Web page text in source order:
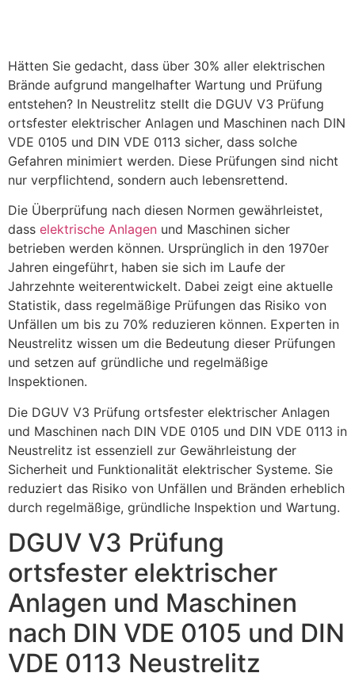
Hätten Sie gedacht, dass über 30% aller elektrischen
Brände aufgrund mangelhafter Wartung und Prüfung
entstehen? In Neustrelitz stellt die DGUV V3 Prüfung
ortsfester elektrischer Anlagen und Maschinen nach DIN
VDE 0105 und DIN VDE 0113 sicher, dass solche
Gefahren minimiert werden. Diese Prüfungen sind nicht
nur verpflichtend, sondern auch lebensrettend.
Die Überprüfung nach diesen Normen gewährleistet,
dass elektrische Anlagen und Maschinen sicher
betrieben werden können. Ursprünglich in den 1970er
Jahren eingeführt, haben sie sich im Laufe der
Jahrzehnte weiterentwickelt. Dabei zeigt eine aktuelle
Statistik, dass regelmäßige Prüfungen das Risiko von
Unfällen um bis zu 70% reduzieren können. Experten in
Neustrelitz wissen um die Bedeutung dieser Prüfungen
und setzen auf gründliche und regelmäßige
Inspektionen.
Die DGUV V3 Prüfung ortsfester elektrischer Anlagen
und Maschinen nach DIN VDE 0105 und DIN VDE 0113 in
Neustrelitz ist essenziell zur Gewährleistung der
Sicherheit und Funktionalität elektrischer Systeme. Sie
reduziert das Risiko von Unfällen und Bränden erheblich
durch regelmäßige, gründliche Inspektion und Wartung.
DGUV V3 Prüfung
ortsfester elektrischer
Anlagen und Maschinen
nach DIN VDE 0105 und DIN
VDE 0113 Neustrelitz